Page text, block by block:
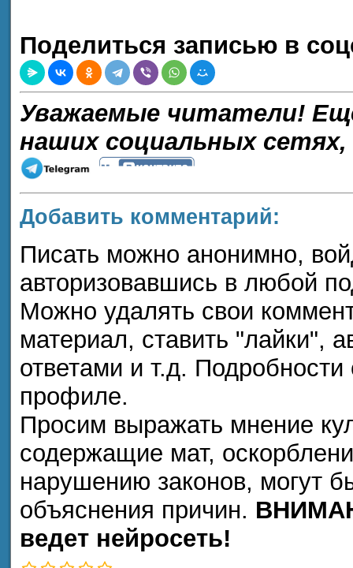
Поделиться записью в
Уважаемые читатели!
наших социальных
Добавить комментарий:
Писать можно анонимно,
авторизовавшись в любой
Можно удалять свои
материал, ставить "лайки",
ответами и т.д.
профиле.
Просим выражать мнение
содержащие мат,
нарушению законов, могут
объяснения причин.
ведет нейросеть!